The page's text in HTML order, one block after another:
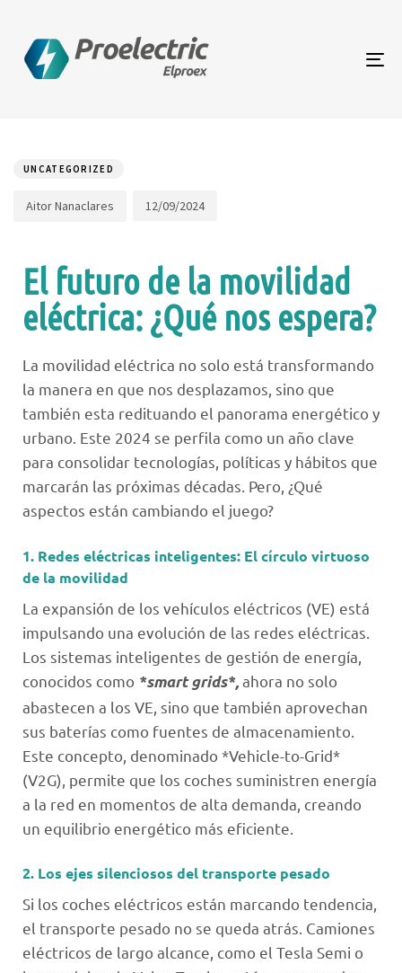
UNCATEGORIZED
Aitor Nanaclares 12/09/2024
El futuro de la movilidad
eléctrica: ¿Qué nos espera?
La movilidad eléctrica no solo está transformando
la manera en que nos desplazamos, sino que
también esta redituando el panorama energético y
urbano. Este 2024 se perfila como un año clave
para consolidar tecnologías, políticas y hábitos que
marcarán las próximas décadas. Pero, ¿Qué
aspectos están cambiando el juego?
1. Redes eléctricas inteligentes: El círculo virtuoso
de la movilidad
La expansión de los vehículos eléctricos (VE) está
impulsando una evolución de las redes eléctricas.
Los sistemas inteligentes de gestión de energía,
conocidos como *smart grids*,ahora no solo
abastecen a los VE, sino que también aprovechan
sus baterías como fuentes de almacenamiento.
Este concepto, denominado *Vehicle-to-Grid*
(V2G), permite que los coches suministren energía
a la red en momentos de alta demanda, creando
un equilibrio energético más eficiente.
2. Los ejes silenciosos del transporte pesado
Si los coches eléctricos están marcando tendencia,
el transporte pesado no se queda atrás. Camiones
eléctricos de largo alcance, como el Tesla Semi o